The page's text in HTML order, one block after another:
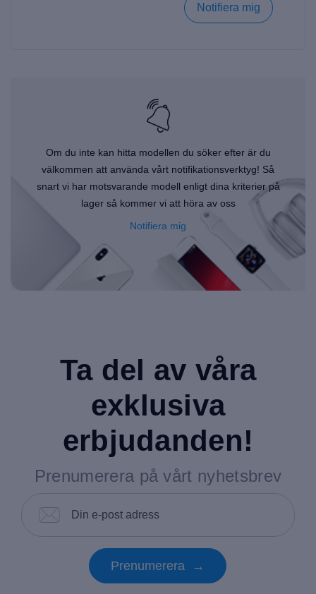
Notifiera mig
Om du inte kan hitta modellen du söker efter är du
välkommen att använda vårt notifikationsverktyg! Så
snart vi har motsvarande modell enligt dina kriterier på
lager så kommer vi att höra av oss
Notifiera mig
Ta del av våra
exklusiva
erbjudanden!
Prenumerera på vårt nyhetsbrev
Prenumerera →